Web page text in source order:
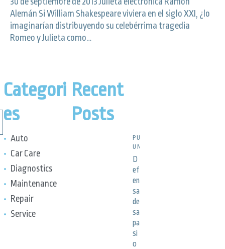
Alemán Si William Shakespeare viviera en el siglo XXI, ¿lo
imaginarían distribuyendo su celebérrima tragedia
Romeo y Julieta como…
Categori
es
Auto
Car Care
Diagnostics
Maintenance
Repair
Service
Recent
Posts
PUBLICACIONES,
UNCATEGORIZED
D
ef
en
sa
de
sa
pa
si
o